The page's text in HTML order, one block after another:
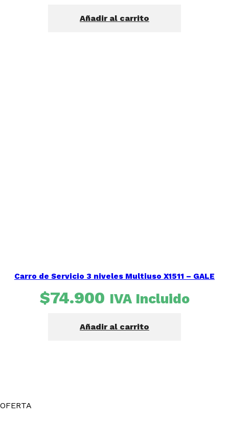
Añadir al carrito
Carro de Servicio 3 niveles Multiuso X1511 – GALE
$74.900 IVA Incluido
Añadir al carrito
OFERTA